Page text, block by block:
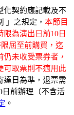
化契約應記載及不
」之規定， 本節目
為演出日前10日
屆至前購買，迄
未收受票券者，
可取票則不適用此
達日為準，退票需
日前辦理（不含活
。